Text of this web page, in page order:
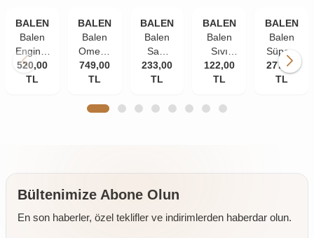
BALEN
Balen
Enginar
Plus
Kapsül
520,00
TL
BALEN
Balen
Omega
3
Norveç
Yağı
749,00
TL
BALEN
Balen
Saw
Palmetto
Isırgan
Çinko
233,00
TL
BALEN
Balen
Sıvı
Propolis
Ekstraktı
122,00
TL
BALEN
Balen
Süper-
W
277,00
TL
Bültenimize Abone Olun
En son haberler, özel teklifler ve indirimlerden haberdar olun.